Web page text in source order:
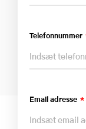
Telefonnummer
Email adresse